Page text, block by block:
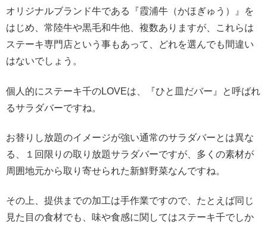
オリジナルブランド牛である『霞浦牛（かほぎゅう）』を
はじめ、常陸牛や黒毛和牛他、複数ありますが、これらは
ステーキ専門店という事もあって、どれを選んでも間違い
はないでしょう。
個人的にステーキ千のLOVEは、『ひと皿だバー』と呼ばれ
るサラダバーですね。
お替りし放題のイメージが強い通常のサラダバーとは異な
る、１回限りの取り放題サラダバーですが、多くの素材が
周囲地元から取り寄せられた新鮮野菜なんですね。
その上、提供までの加工は手作業ですので、たとえば同じ
見た目の食材でも、味や食感に関してはステーキ千でしか